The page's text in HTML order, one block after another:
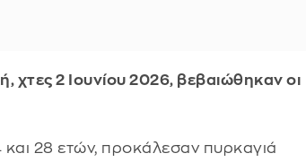
χτες 2 Ιουνίου 2026, βεβαιώθηκαν οι
και 28 ετών, προκάλεσαν πυρκαγιά